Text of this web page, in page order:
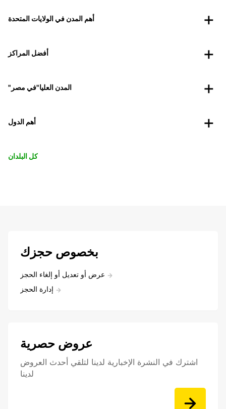
أهم المدن في الولايات المتحدة
أفضل المراكز
"المدن العليا"في مصر
أهم الدول
كل البلدان
بخصوص حجزك
عرض أو تعديل أو إلغاء الحجز
إدارة الحجز
عروض حصرية
اشترك في النشرة الإخبارية لدينا لتلقي أحدث العروض
لدينا